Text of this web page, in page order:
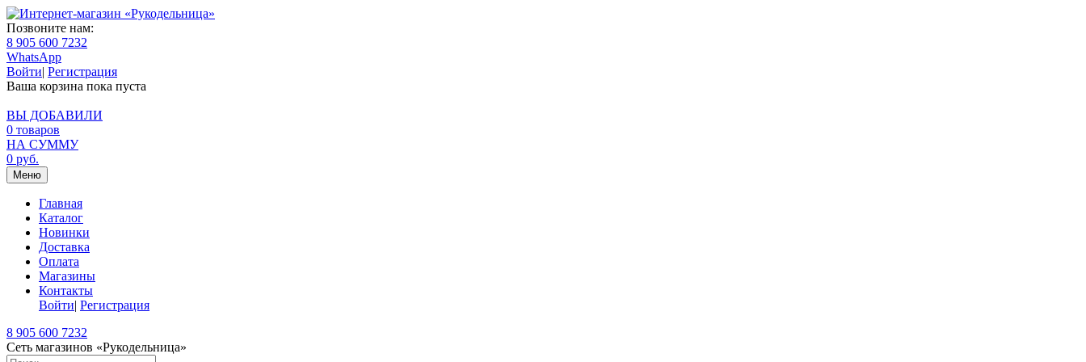
Позвоните нам:
8 905 600 7232
WhatsApp
Войти| Регистрация
Ваша корзина пока пуста
ВЫ ДОБАВИЛИ
0 товаров
НА СУММУ
0 руб.
Меню
Главная
Каталог
Новинки
Доставка
Оплата
Магазины
Контакты
Войти| Регистрация
8 905 600 7232
Сеть магазинов «Рукодельница»